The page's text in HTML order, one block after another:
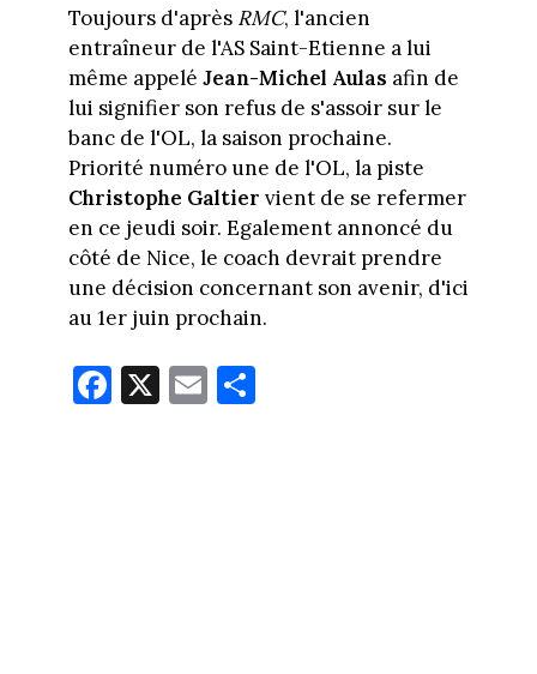
Toujours d'après RMC, l'ancien
entraîneur de l'AS Saint-Etienne a lui
même appelé Jean-Michel Aulas afin de
lui signifier son refus de s'assoir sur le
banc de l'OL, la saison prochaine.
Priorité numéro une de l'OL, la piste
Christophe Galtier vient de se refermer
en ce jeudi soir. Egalement annoncé du
côté de Nice, le coach devrait prendre
une décision concernant son avenir, d'ici
au 1er juin prochain.
Fa
ce
X E
m
Pa
rt